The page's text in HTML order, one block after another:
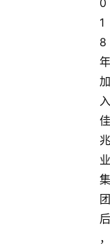
0
1
8
年
加
入
佳
兆
业
集
团
后
，